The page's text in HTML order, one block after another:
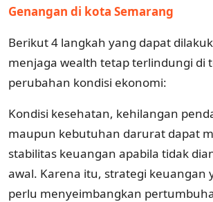
Genangan di kota Semarang
Berikut 4 langkah yang dapat
menjaga wealth tetap terlindungi di
perubahan kondisi ekonomi:
Kondisi kesehatan, kehilangan
maupun kebutuhan darurat dapat
stabilitas keuangan apabila tidak
awal. Karena itu, strategi keuangan
perlu menyeimbangkan